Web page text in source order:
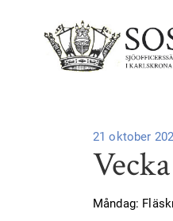
Publicerad
på
21 oktober
Måndag: